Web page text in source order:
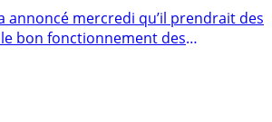
mercredi qu’il prendrait des
bon fonctionnement des